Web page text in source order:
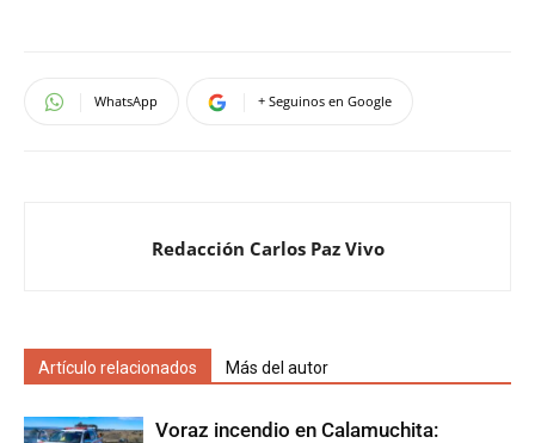
WhatsApp + Seguinos en Google
Redacción Carlos Paz Vivo
Artículo relacionados Más del autor
Voraz incendio en Calamuchita: